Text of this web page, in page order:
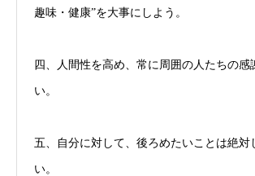
趣味・健康”を大事にしよう。
四、人間性を高め、常に周囲の人たちの感
い。
五、自分に対して、後ろめたいことは絶対
い。